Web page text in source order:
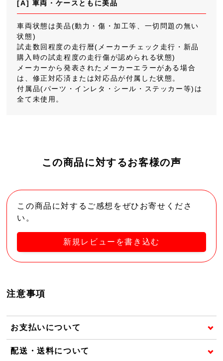
[A] 車両・ケースともに美品
車両状態は美品(動力・傷・加工等、一切問題の無い
状態)
試走数回程度の走行暦(メーカーチェック走行・新品
購入時の試走程度の走行傷が認められる状態)
メーカーから発表されたメーカーエラーがある場合
は、修正対応済または対応品が付属した状態。
付属品(パーツ・インレタ・シール・ステッカー等)は
全て未使用。
この商品に対するお客様の声
この商品に対するご感想をぜひお寄せくださ
い。
新規レビューを書き込む
注意事項
お支払いについて
配送・送料について